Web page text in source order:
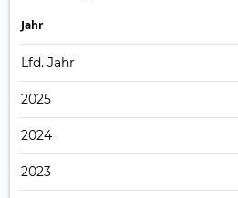
Jahr
Lfd. Jahr
2025
2024
2023